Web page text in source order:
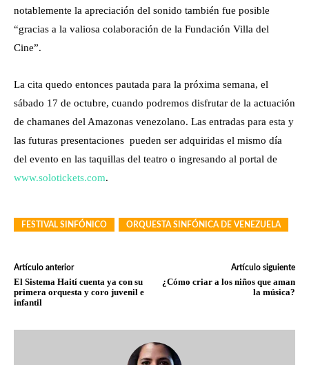
notablemente la apreciación del sonido también fue posible
“gracias a la valiosa colaboración de la Fundación Villa del
Cine”.
La cita quedo entonces pautada para la próxima semana, el
sábado 17 de octubre, cuando podremos disfrutar de la actuación
de chamanes del Amazonas venezolano. Las entradas para esta y
las futuras presentaciones pueden ser adquiridas el mismo día
del evento en las taquillas del teatro o ingresando al portal de
www.solotickets.com.
FESTIVAL SINFÓNICO ORQUESTA SINFÓNICA DE VENEZUELA
Artículo anterior
El Sistema Haití cuenta ya con su
primera orquesta y coro juvenil e
infantil
Artículo siguiente
¿Cómo criar a los niños que aman
la música?